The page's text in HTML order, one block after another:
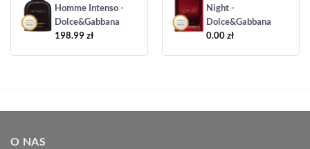
Homme Intenso -
Dolce&Gabbana
198.99zł
Night -
Dolce&Gabbana
0.00zł
O NAS